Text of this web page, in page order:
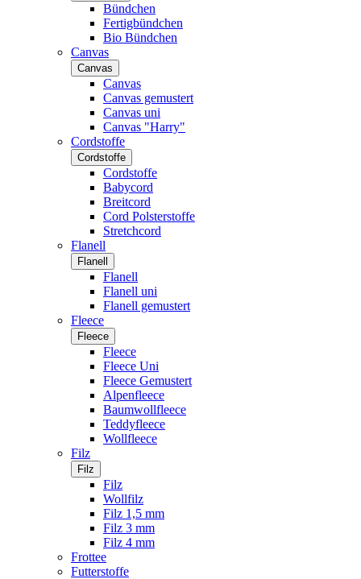
Bündchen
Fertigbündchen
Bio Bündchen
Canvas
Canvas
Canvas
Canvas gemustert
Canvas uni
Canvas "Harry"
Cordstoffe
Cordstoffe
Cordstoffe
Babycord
Breitcord
Cord Polsterstoffe
Stretchcord
Flanell
Flanell
Flanell
Flanell uni
Flanell gemustert
Fleece
Fleece
Fleece
Fleece Uni
Fleece Gemustert
Alpenfleece
Baumwollfleece
Teddyfleece
Wollfleece
Filz
Filz
Filz
Wollfilz
Filz 1,5 mm
Filz 3 mm
Filz 4 mm
Frottee
Futterstoffe